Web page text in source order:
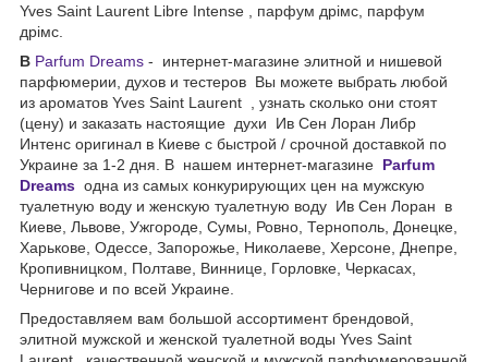
Yves Saint Laurent Libre Intense , парфум дрімс, парфум
дрімс.
В Parfum Dreams - интернет-магазине элитной и нишевой
парфюмерии, духов и тестеров Вы можете выбрать любой
из ароматов Yves Saint Laurent , узнать сколько они стоят
(цену) и заказать настоящие духи Ив Сен Лоран Либр
Интенс оригинал в Киеве с быстрой / срочной доставкой по
Украине за 1-2 дня. В нашем интернет-магазине Parfum
Dreams одна из самых конкурирующих цен на мужскую
туалетную воду и женскую туалетную воду Ив Сен Лоран в
Киеве, Львове, Ужгороде, Сумы, Ровно, Тернополь, Донецке,
Харькове, Одессе, Запорожье, Николаеве, Херсоне, Днепре,
Кропивницком, Полтаве, Виннице, Горловке, Черкасах,
Чернигове и по всей Украине.
Предоставляем вам большой ассортимент брендовой,
элитной мужской и женской туалетной воды Yves Saint